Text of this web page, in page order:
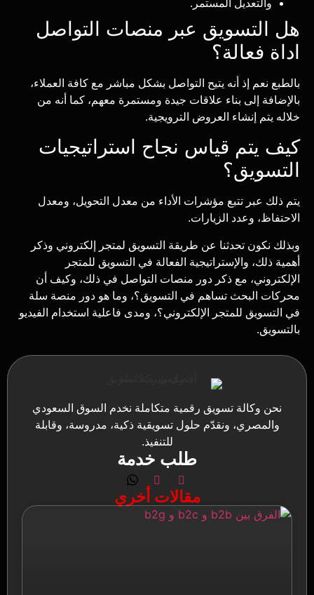
نحن وكالة تسويق رقمية متكاملة نخدم السوق السعودي
والمصري، ونقدّم حلول تسويقية ذكية، مدروسة، وقابلة
للتنفيذ.
طلب خدمة
مقالات أخري
والتعديل المستمر.
هل التسويق عبر منصات التواصل
اداة فعالة؟
بالطبع نعم إذ أنه يتيح التواصل بشكل مباشر مع كافة العملاء،
بالإضافة إلى بناء علاقات جيدة ومستمرة معهم، كما أنه من
خلاله يتم إنشاء العروض الترويجية.
كيف يتم قياس نجاح استراتيجيات
التسويق؟
يتم ذلك عبر تتبع مؤشرات الأداء من معدل التحويل، ومعدل
الاحتفاظ، وعدد الزيارات.
وبذلك نكون تحدثنا عن طريقة التسويق لمتجر إلكتروني وذكر
أهمية ذلك، والإستراتيجية الفعالة في التسويق للمتجر
الإلكتروني، مع ذكر دور منصات التواصل في ذلك، وكيف أن
محركات البحث تساهم في التسويق؟، وما هو دور منصة سلة
في التسويق للمتجر الإلكتروني؟، ومدى فاعلية استخدام الفيديو
بالتسويق.